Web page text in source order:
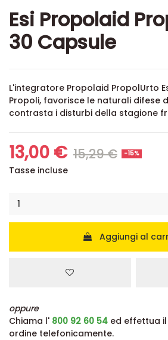
Esi Propolaid
30 Capsule
L'integratore Propolaid PropolUrto
Propoli, favorisce le naturali difese
contrasta i disturbi della stagione
13,00 € 15,29 € -15%
Tasse incluse
Aggiungi al
oppure
Chiama l' 800 92 60 54 ed effettua
ordine telefonicamente.